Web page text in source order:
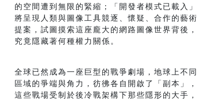
的空間遭到無限的緊縮；「開發者模式已載入」
將呈現人類與圖像工具競逐、懷疑、合作的藝術
提案，試圖摸索這座龐大的網路圖像世界背後，
究竟隱藏著何種權力關係。
全球已然成為一座巨型的戰爭劇場，地球上不同
區域的爭端與角力，彷彿各自開啟了「副本」，
這些戰場受制於後冷戰架構下那些隱形的大手，